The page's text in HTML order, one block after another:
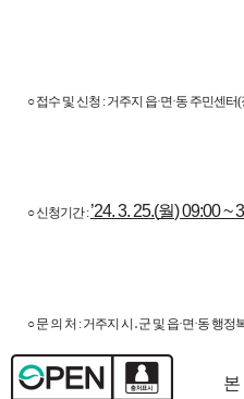
○ 접수 및 신청 : 거주지 읍·면·동 주민센터
○ 신청기간 :’24. 3. 25.(월) 09:00 ~
○ 문 의 처 : 거주지 시․군 및 읍·면·동 행
본